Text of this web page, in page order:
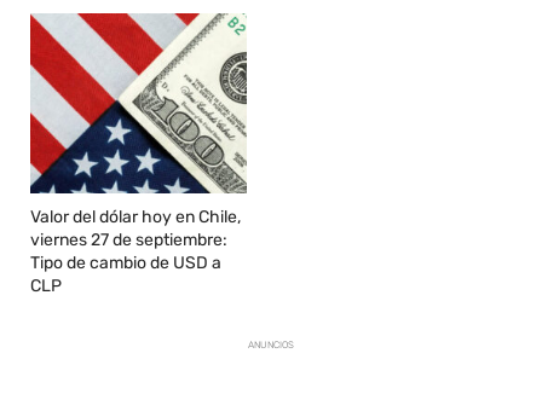
Valor del dólar hoy en Chile,
viernes 27 de septiembre:
Tipo de cambio de USD a
CLP
ANUNCIOS